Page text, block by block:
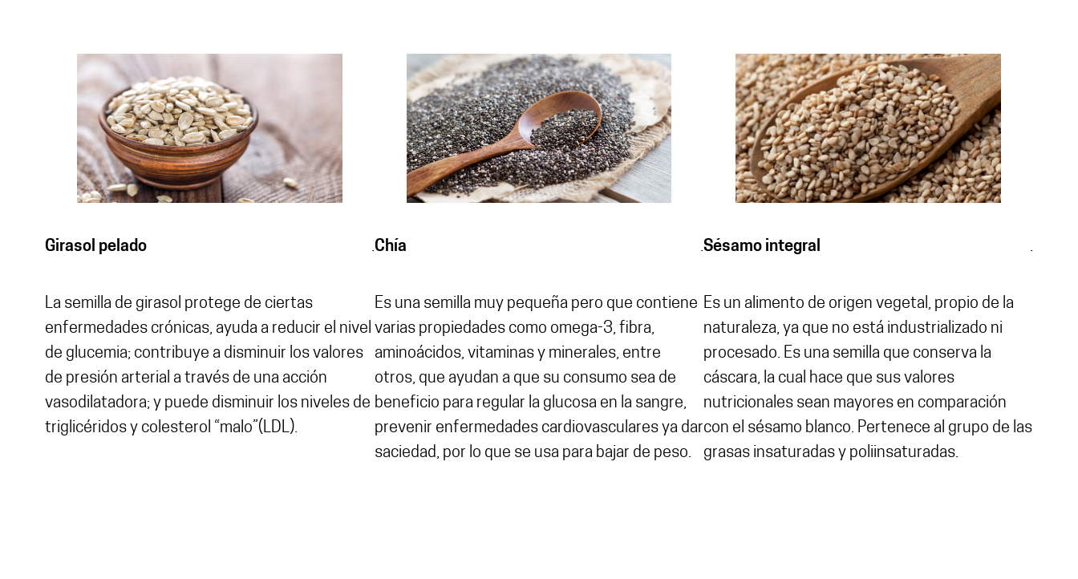
Girasol pelado .
La semilla de girasol protege de ciertas
enfermedades crónicas, ayuda a reducir el nivel
de glucemia; contribuye a disminuir los valores
de presión arterial a través de una acción
vasodilatadora; y puede disminuir los niveles de
triglicéridos y colesterol “malo”(LDL).
Chía .
Es una semilla muy pequeña pero que contiene
varias propiedades como omega-3, fibra,
aminoácidos, vitaminas y minerales, entre
otros, que ayudan a que su consumo sea de
beneficio para regular la glucosa en la sangre,
prevenir enfermedades cardiovasculares ya dar
saciedad, por lo que se usa para bajar de peso.
Sésamo integral .
Es un alimento de origen vegetal, propio de la
naturaleza, ya que no está industrializado ni
procesado. Es una semilla que conserva la
cáscara, la cual hace que sus valores
nutricionales sean mayores en comparación
con el sésamo blanco. Pertenece al grupo de las
grasas insaturadas y poliinsaturadas.